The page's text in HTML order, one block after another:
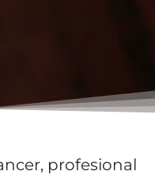
profesional